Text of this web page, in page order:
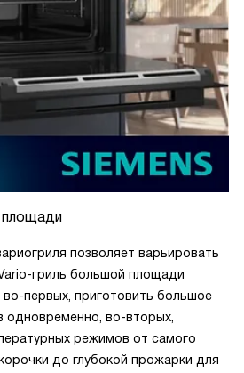
площади
позволяет варьировать
гриль большой площади
во-первых, приготовить большое
одновременно, во-вторых,
режимов от самого
до глубокой прожарки для